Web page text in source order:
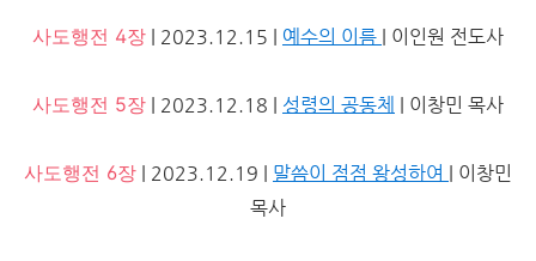
사도행전 4장 | 2023.12.15 | 예수의 이름 | 이인원 전도사
사도행전 5장 | 2023.12.18 | 성령의 공동체 | 이창민 목사
사도행전 6장 | 2023.12.19 | 말씀이 점점 왕성하여 | 이창민
목사